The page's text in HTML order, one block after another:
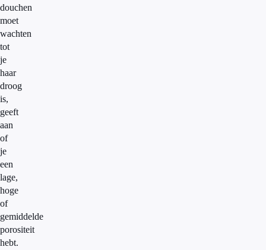
douchen
moet
wachten
tot
je
haar
droog
is,
geeft
aan
of
je
een
lage,
hoge
of
gemiddelde
porositeit
hebt.